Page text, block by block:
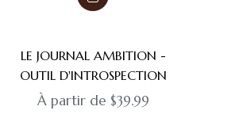
LE JOURNAL AMBITION -
OUTIL D'INTROSPECTION
À partir de $39.99